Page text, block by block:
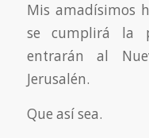
Mis amadísimos
se cumplirá la
entrarán al
Jerusalén.
Que así sea.